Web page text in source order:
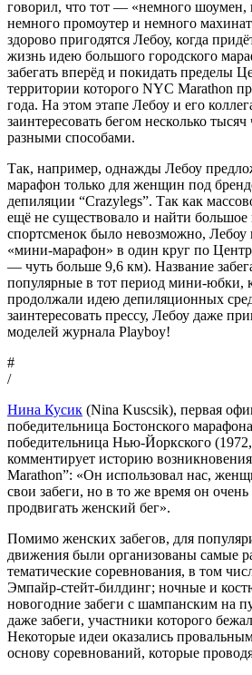
говорил, что тот — «немного шоумен,
немного промоутер и немного
здорово пригодятся Лебоу, когда
жизнь идею большого городского
забегать вперёд и покидать пределы
территории которого NYC Marathon
года. На этом этапе Лебоу и его
заинтересовать бегом несколько
разными способами.
Так, например, однажды Лебоу
марафон только для женщин под
депиляции “Crazylegs”. Так как
ещё не существовало и найти большое
спортсменок было невозможно, Лебоу
«мини-марафон» в один круг по
— чуть больше 9,6 км). Название
популярные в тот период мини-юбки,
продолжали идею депиляционных
заинтересовать прессу, Лебоу даже
моделей журнала Playboy!
#
/
Нина Кусик (Nina Kuscsik), первая
победительница Бостонского
победительница Нью-Йоркского
комментирует историю
Marathon”: «Он использовал нас,
свои забеги, но в то же время он
продвигать женский бег».
Помимо женских забегов, для
движения были организованы самые
тематические соревнования, в том
Эмпайр-стейт-билдинг; ночные и
новогодние забеги с шампанским на
даже забеги, участники которого
Некоторые идеи оказались
основу соревнований, которые